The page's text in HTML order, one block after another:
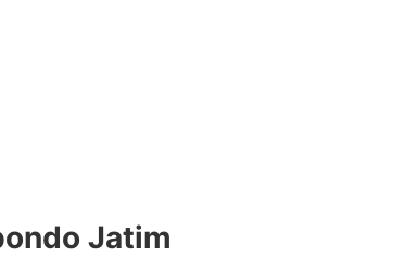
Jatim